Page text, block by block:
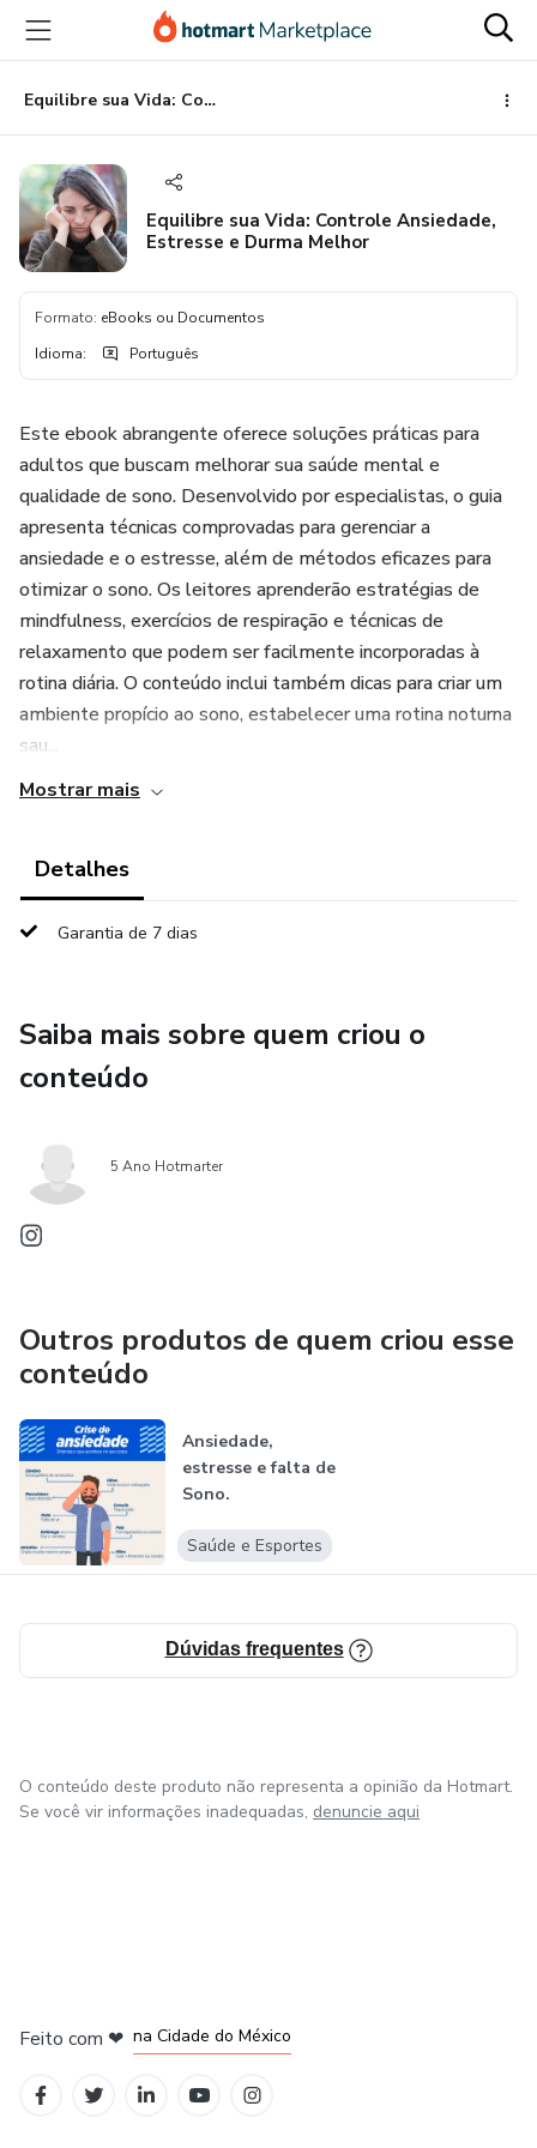
para
conteúdo
principal
para
pagamento
para
rodapé
Equilibre sua Vida: Controle Ansiedade, Estresse e Durma Melhor
Equilibre sua Vida: Controle Ansiedade,
Estresse e Durma Melhor
Formato: eBooks ou Documentos
Idioma: Português
Este ebook abrangente oferece soluções práticas para
adultos que buscam melhorar sua saúde mental e
qualidade de sono. Desenvolvido por especialistas, o guia
apresenta técnicas comprovadas para gerenciar a
ansiedade e o estresse, além de métodos eficazes para
otimizar o sono. Os leitores aprenderão estratégias de
mindfulness, exercícios de respiração e técnicas de
relaxamento que podem ser facilmente incorporadas à
rotina diária. O conteúdo inclui também dicas para criar um
ambiente propício ao sono, estabelecer uma rotina noturna
sau...
Mostrar mais
Detalhes
Garantia de 7 dias
Saiba mais sobre quem criou o
conteúdo
5 Ano Hotmarter
Outros produtos de quem criou esse
conteúdo
Ansiedade,
estresse e falta de
Sono.
Saúde e Esportes
Dúvidas frequentes
O conteúdo deste produto não representa a opinião da Hotmart.
Se você vir informações inadequadas, denuncie aqui
Feito com ❤ na Cidade do México